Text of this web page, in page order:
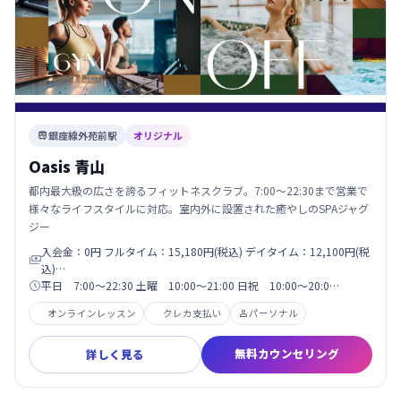
銀座線外苑前駅 オリジナル
Oasis 青山
都内最大級の広さを誇るフィットネスクラブ。7:00〜22:30まで営業で
様々なライフスタイルに対応。室内外に設置された癒やしのSPAジャグ
ジー

入会金：0円 フルタイム：15,180円(税込) デイタイム：12,100円(税
込)…
平日 7:00～22:30 土曜 10:00～21:00 日祝 10:00～20:0…
オンラインレッスン クレカ支払い パーソナル
詳しく見る 無料カウンセリング